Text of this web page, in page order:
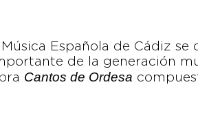
Española de Cádiz se
de la generación
Cantos de Ordesa